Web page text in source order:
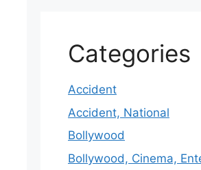
Categories
Accident
Accident, National
Bollywood
Bollywood, Cinema,